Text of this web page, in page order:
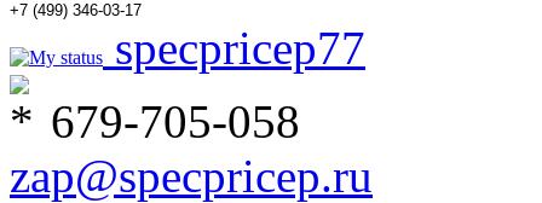
+7 (499) 346-03-17
specpricep77
679-705-058
zap@specpricep.ru